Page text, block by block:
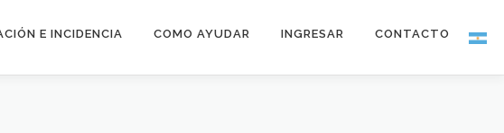
E INCIDENCIA COMO AYUDAR INGRESAR CONTACTO